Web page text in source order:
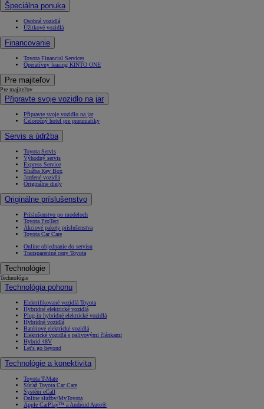
Špeciálna ponuka
Osobné vozidlá
Úžitkové vozidlá
Financovanie
Toyota Financial Services
Operatívny leasing KINTO ONE
Pre majiteľov
Pre majiteľov
Připravte svoje vozidlo na jar
Připravte svoje vozidlo na jar
Celoročný hotel pre pneumatiky
Servis a údržba
Toyota Servis
Výhodný servis
Express Service
Služba Key Box
Jazdené vozidlá
Originálne diely
Originálne príslušenstvo
Príslušenstvo po modeloch
Toyota ProTect
Akciové pakety príslušenstva
Toyota Car Care
Online objednanie do servisu
Transparentné ceny Toyota
Technológie
Technológie
Technológia pohonu
Elektrifikované vozidlá Toyota
Hybridné elektrické vozidlá
Plug-in hybridné elektrické vozidlá
Hybridné vozidlá
Batériové elektrické vozidlá
Elektrické vozidlá s palivovými článkami
Hybrid 48V
Let's go beyond
Technológie a konektivita
Toyota T-Mate
Súťaž Toyota Car Care
Systém eCall
Online služby/MyToyota
Apple CarPlay™ a Android Auto®